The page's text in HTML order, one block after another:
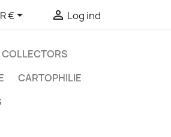
€  Log ind
CARTOPHILIE